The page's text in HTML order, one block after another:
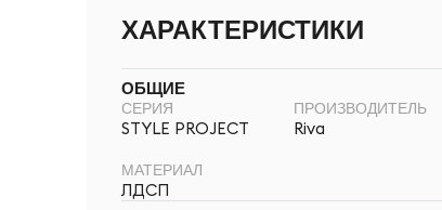
ХАРАКТЕРИСТИКИ
ОБЩИЕ
СЕРИЯ
STYLE PROJECT
ПРОИЗВОДИТЕЛЬ
Riva
МАТЕРИАЛ
ЛДСП